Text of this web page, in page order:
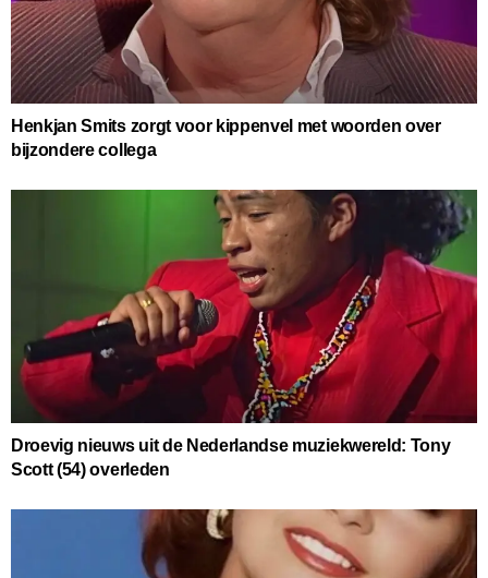
Henkjan Smits zorgt voor kippenvel met woorden over
bijzondere collega
Droevig nieuws uit de Nederlandse muziekwereld: Tony
Scott (54) overleden